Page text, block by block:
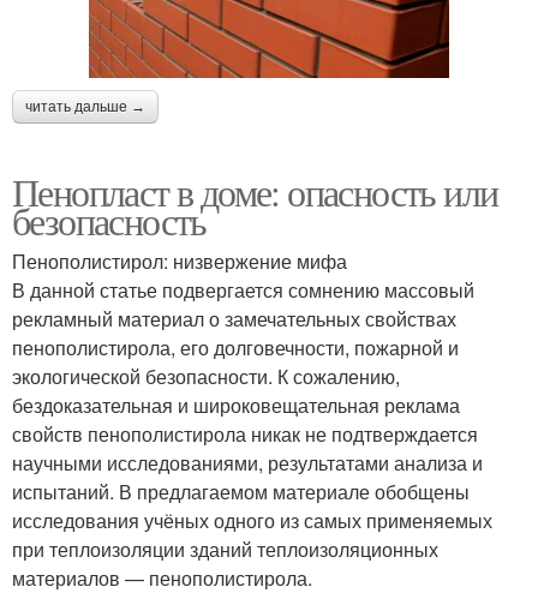
читать дальше →
Пенопласт в доме: опасность или
безопасность
Пенополистирол: низвержение мифа
В данной статье подвергается сомнению массовый
рекламный материал о замечательных свойствах
пенополистирола, его долговечности, пожарной и
экологической безопасности. К сожалению,
бездоказательная и широковещательная реклама
свойств пенополистирола никак не подтверждается
научными исследованиями, результатами анализа и
испытаний. В предлагаемом материале обобщены
исследования учёных одного из самых применяемых
при теплоизоляции зданий теплоизоляционных
материалов — пенополистирола.